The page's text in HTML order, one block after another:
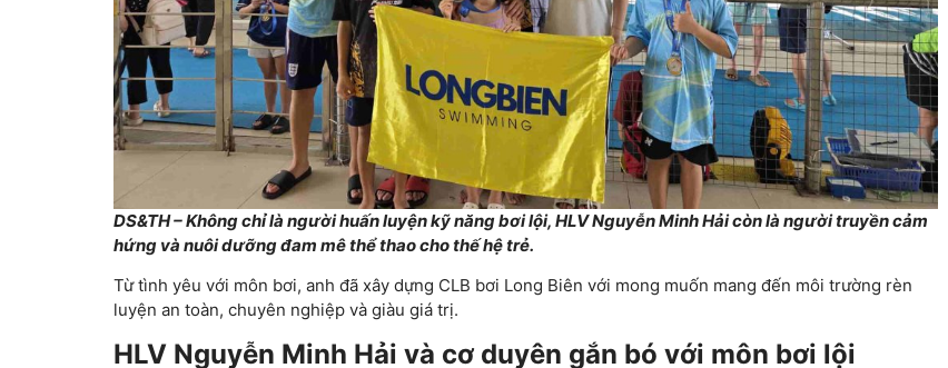
DS&TH – Không chỉ là người huấn luyện kỹ năng bơi lội, HLV Nguyễn Minh Hải còn là người truyền cảm
hứng và nuôi dưỡng đam mê thể thao cho thế hệ trẻ.
Từ tình yêu với môn bơi, anh đã xây dựng CLB bơi Long Biên với mong muốn mang đến môi trường rèn
luyện an toàn, chuyên nghiệp và giàu giá trị.
HLV Nguyễn Minh Hải và cơ duyên gắn bó với môn bơi lội